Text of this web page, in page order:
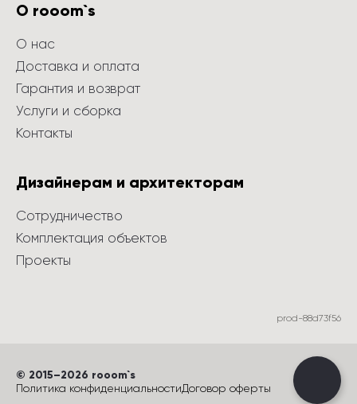
О rooom`s
О нас
Доставка и оплата
Гарантия и возврат
Услуги и сборка
Контакты
Дизайнерам и архитекторам
Сотрудничество
Комплектация объектов
Проекты
prod-88d73f56
© 2015–2026 rooom`s
Политика конфиденциальностиДоговор оферты